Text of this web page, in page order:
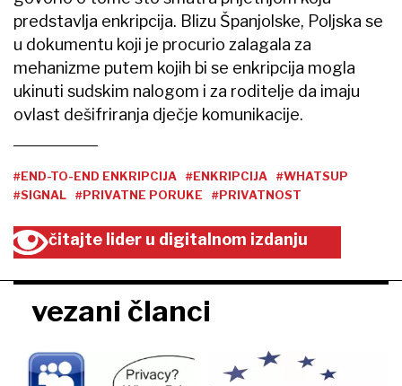
predstavlja enkripcija. Blizu Španjolske, Poljska se
u dokumentu koji je procurio zalagala za
mehanizme putem kojih bi se enkripcija mogla
ukinuti sudskim nalogom i za roditelje da imaju
ovlast dešifriranja dječje komunikacije.
#END-TO-END ENKRIPCIJA #ENKRIPCIJA
#WHATSUP
#SIGNAL
#PRIVATNE PORUKE #PRIVATNOST
čitajte lider u digitalnom izdanju
vezani članci